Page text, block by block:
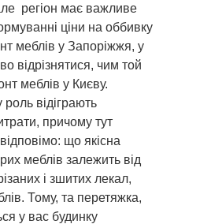
регіон має важливе
ціни на оббивку
меблів у Запоріжжя, у
відрізнятися, чим той
меблів у Києву.
відіграють
причому тут
що якісна
меблів залежить від
і зшитих лекал,
Тому, та перетяжка,
у вас будинку